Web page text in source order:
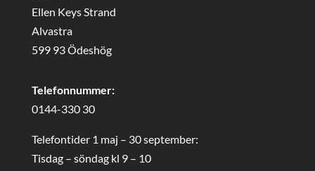
Ellen Keys Strand
Alvastra
599 93 Ödeshög
Telefonnummer:
0144-330 30
Telefontider 1 maj – 30 september:
Tisdag – söndag kl 9 – 10